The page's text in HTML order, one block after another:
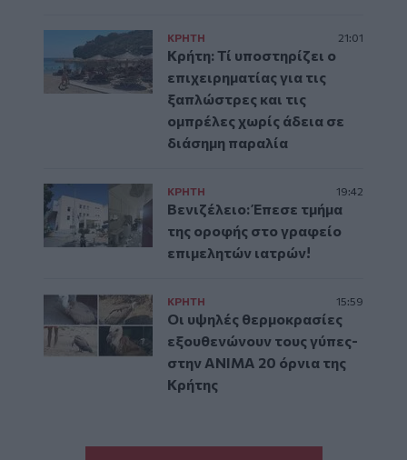
ΚΡΗΤΗ 21:01
Κρήτη: Τί υποστηρίζει ο
επιχειρηματίας για τις
ξαπλώστρες και τις
ομπρέλες χωρίς άδεια σε
διάσημη παραλία
ΚΡΗΤΗ 19:42
Βενιζέλειο: Έπεσε τμήμα
της οροφής στο γραφείο
επιμελητών ιατρών!
ΚΡΗΤΗ 15:59
Οι υψηλές θερμοκρασίες
εξουθενώνουν τους γύπες-
στην ΑΝΙΜΑ 20 όρνια της
Κρήτης